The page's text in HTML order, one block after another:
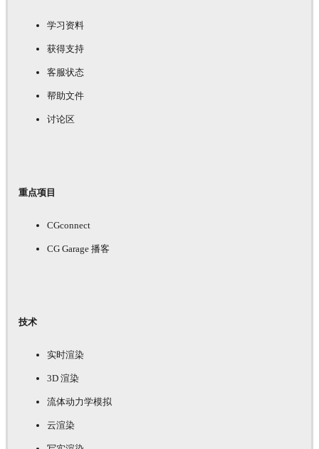
学习资料
获得支持
客服状态
帮助文件
讨论区
重点项目
CGconnect
CG Garage 播客
技术
实时渲染
3D 渲染
流体动力学模拟
云渲染